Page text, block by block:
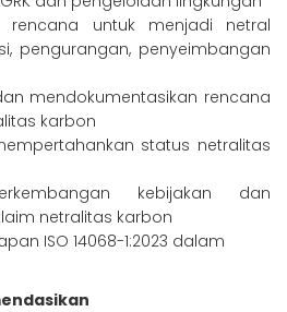
rencana untuk menjadi netral
pengurangan, penyeimbangan
mendokumentasikan rencana
karbon
status netralitas
kebijakan dan
netralitas karbon
ISO 14068-1:2023 dalam